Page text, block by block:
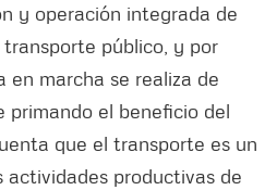
y operación integrada de
público, y por
en marcha se realiza de
primando el beneficio del
que el transporte es un
actividades productivas de